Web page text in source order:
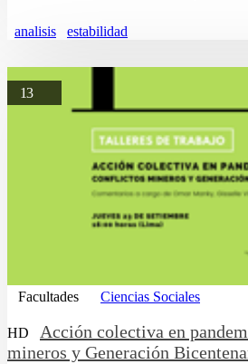
analisis estabilidad
13
Facultades Ciencias Sociales
HD
Acción colectiva en
mineros y Generación